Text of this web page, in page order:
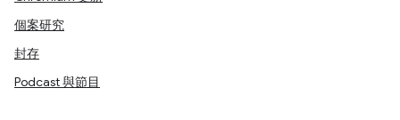
個案研究
封存
Podcast 與節目